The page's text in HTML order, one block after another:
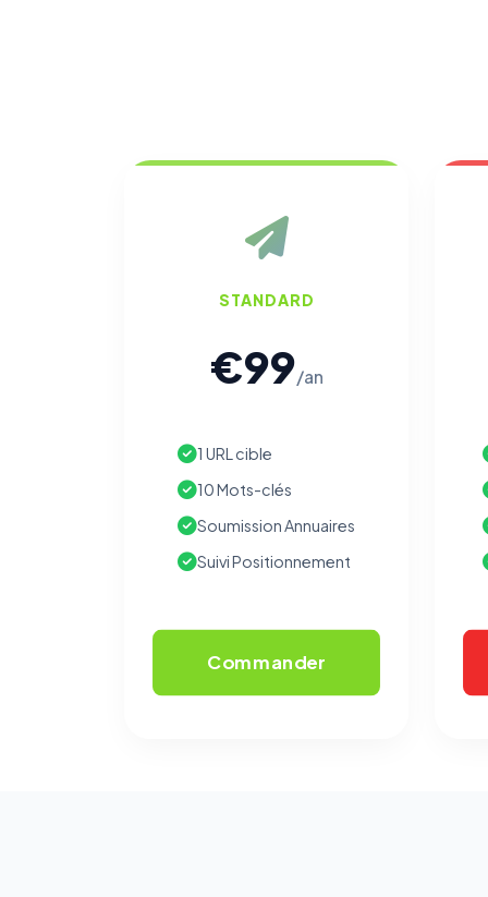
STANDARD
€99/an
1 URL cible
10 Mots-clés
Soumission Annuaires
Suivi Positionnement
Commander